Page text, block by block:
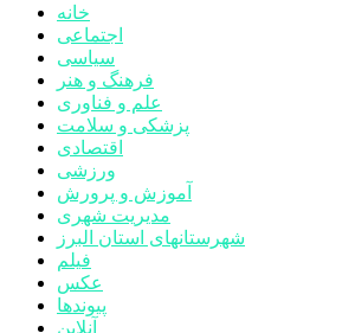
خانه
اجتماعی
سیاسی
فرهنگ و هنر
علم و فناوری
پزشکی و سلامت
اقتصادی
ورزشی
آموزش و پرورش
مدیریت شهری
شهرستانهای استان البرز
فیلم
عکس
پیوندها
آنلاین